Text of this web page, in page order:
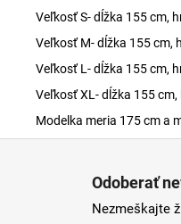
Veľkosť S- dĺžka 155 cm,
Veľkosť M- dĺžka 155 cm,
Veľkosť L- dĺžka 155 cm,
Veľkosť XL- dĺžka 155
Modelka meria 175 cm a
Odoberať
Nezmeškajte